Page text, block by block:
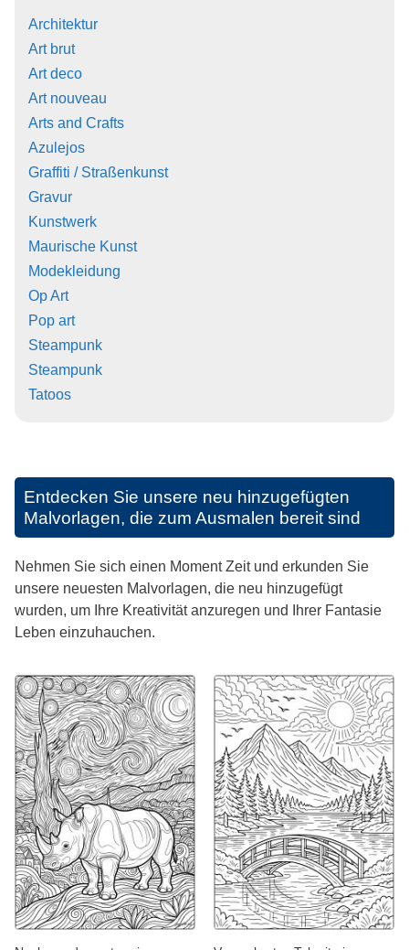
Architektur
Art brut
Art deco
Art nouveau
Arts and Crafts
Azulejos
Graffiti / Straßenkunst
Gravur
Kunstwerk
Maurische Kunst
Modekleidung
Op Art
Pop art
Steampunk
Steampunk
Tatoos
Entdecken Sie unsere neu hinzugefügten
Malvorlagen, die zum Ausmalen bereit sind
Nehmen Sie sich einen Moment Zeit und erkunden Sie
unsere neuesten Malvorlagen, die neu hinzugefügt
wurden, um Ihre Kreativität anzuregen und Ihrer Fantasie
Leben einzuhauchen.